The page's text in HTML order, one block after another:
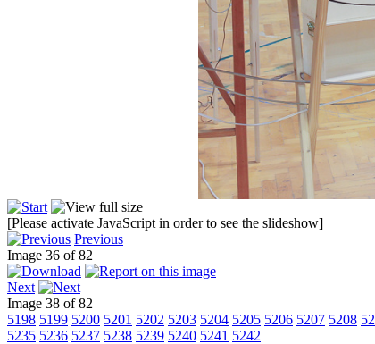
[Please activate JavaScript in order to see the slideshow]
Previous
Image 36 of 82
Next
Image 38 of 82
5198 5199 5200 5201 5202 5203 5204 5205 5206 5207 5208
5235 5236 5237 5238 5239 5240 5241 5242